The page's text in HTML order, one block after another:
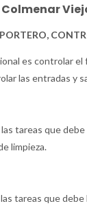
es controlar
las entradas y
tareas que
limpieza.
tareas que